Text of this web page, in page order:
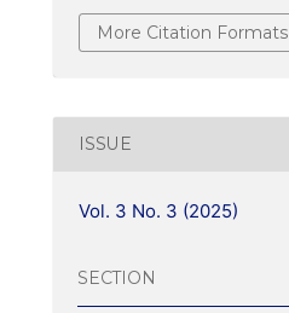
More Citation Formats
ISSUE
Vol. 3 No. 3 (2025)
SECTION